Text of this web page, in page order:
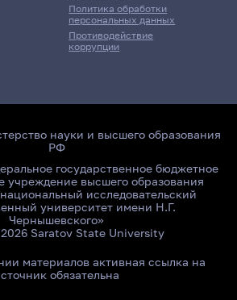
Политика обработки
персональных данных
Противодействие
коррупции
науки и высшего образования
РФ
государственное бюджетное
учреждение высшего образования
исследовательский
университет имени Н.Г.
Чернышевского»
Saratov State University
материалов активная ссылка на
обязательна